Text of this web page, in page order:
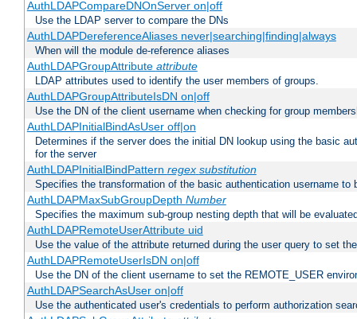
AuthLDAPCompareDNOnServer on|off
Use the LDAP server to compare the DNs
AuthLDAPDereferenceAliases never|searching|finding|always
When will the module de-reference aliases
AuthLDAPGroupAttribute attribute
LDAP attributes used to identify the user members of groups.
AuthLDAPGroupAttributeIsDN on|off
Use the DN of the client username when checking for group
AuthLDAPInitialBindAsUser off|on
Determines if the server does the initial DN lookup using the basic
for the server
AuthLDAPInitialBindPattern regex substitution
Specifies the transformation of the basic authentication username
AuthLDAPMaxSubGroupDepth Number
Specifies the maximum sub-group nesting depth that will be
AuthLDAPRemoteUserAttribute uid
Use the value of the attribute returned during the user query to set
AuthLDAPRemoteUserIsDN on|off
Use the DN of the client username to set the REMOTE_USER
AuthLDAPSearchAsUser on|off
Use the authenticated user's credentials to perform authorization